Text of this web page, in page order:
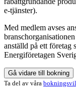
e-tjänster).
Med medlem avses
anställd på ett företag
Energiföretagen
Gå vidare till bokning
Ta del av våra